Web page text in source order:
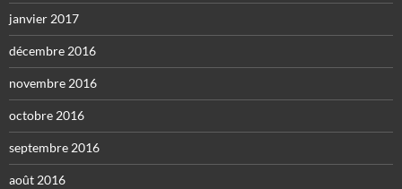
janvier 2017
décembre 2016
novembre 2016
octobre 2016
septembre 2016
août 2016